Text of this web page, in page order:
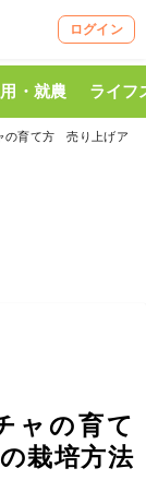
ログイン
・就農 ライフ
の育て方 売り上げア
ャの育て
栽培方法